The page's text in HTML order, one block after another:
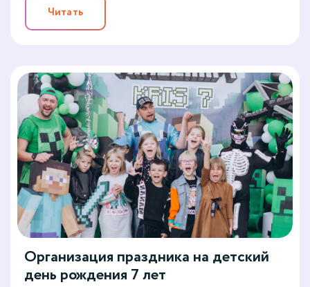
Читать
Организация праздника на детский
день рождения 7 лет